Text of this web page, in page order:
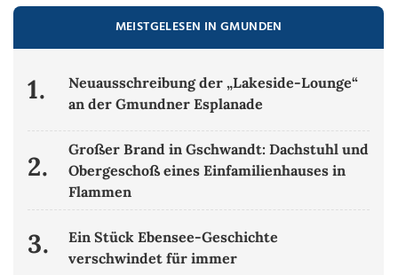
MEISTGELESEN IN GMUNDEN
1.
Neuausschreibung der „Lakeside-Lounge“
an der Gmundner Esplanade
2.
Großer Brand in Gschwandt: Dachstuhl und
Obergeschoß eines Einfamilienhauses in
Flammen
3.
Ein Stück Ebensee-Geschichte
verschwindet für immer